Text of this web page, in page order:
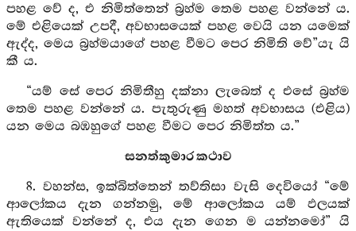
පහළ වේ ද, එ නිමිත්තෙන් බ්‍රහ්ම තෙම පහළ වන්නේ ය.
මේ එළියෙක් උපදී, අවභාසයෙක් පහළ වෙයි යන යමෙක්
ඇද්ද, මෙය බ්‍රහ්මයාගේ පහළ වීමට පෙර නිමිති වේ”යැ යි
කී ය.
“යම් සේ පෙර නිමිතීහු දක්නා ලැබෙත් ද එසේ බ්‍රහ්ම
තෙම පහළ වන්නේ ය. පැතුරුණු මහත් අවභාසය (එළිය)
යන මෙය බඹහුගේ පහළ වීමට පෙර නිමිත්ත ය.”
සනත්කුමාර කථාව
8. වහන්ස, ඉක්බිත්තෙන් තව්තිසා වැසි දෙවියෝ “මේ
ආලෝකය දැන ගන්නමු, මේ ආලෝකය යම් ඵලයක්
ඇතියෙක් වන්නේ ද, එය දැන ගෙන ම යන්නමෝ” යි